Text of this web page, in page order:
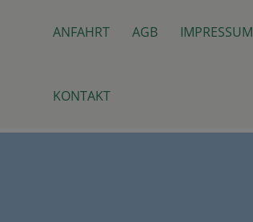
Menu
ANFAHRT AGB IMPRESSUM
KONTAKT